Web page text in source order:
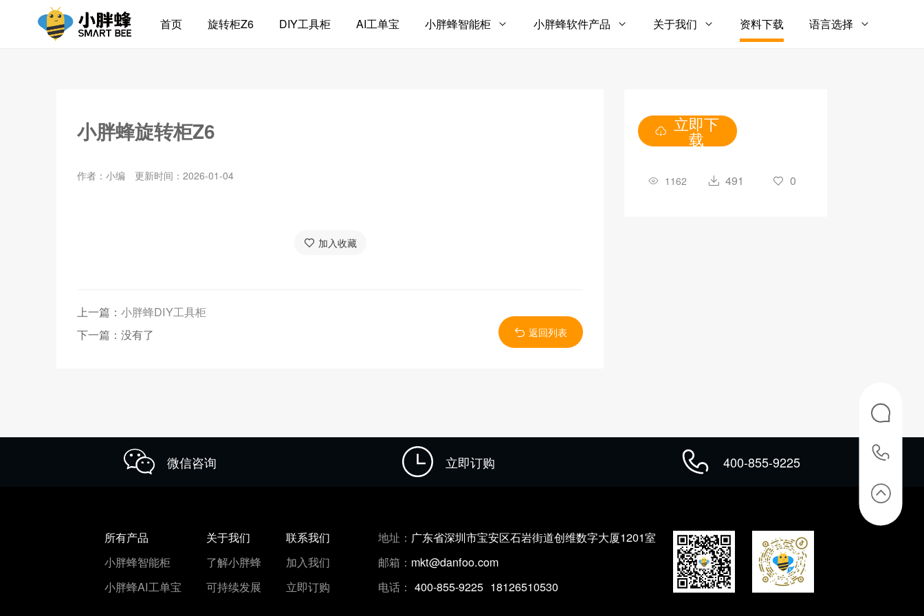
首页 旋转柜Z6 DIY工具柜 AI工单宝 小胖蜂智能柜 小胖蜂软件产品 关于我们 资料下载 语言选择
小胖蜂旋转柜Z6
作者：小编 更新时间：2026-01-04
加入收藏
上一篇： 小胖蜂DIY工具柜
下一篇：没有了
返回列表
立即下
载
1162 491 0
微信咨询 立即订购 400-855-9225
所有产品
小胖蜂智能柜
小胖蜂AI工单宝
关于我们
了解小胖蜂
可持续发展
联系我们
加入我们
立即订购
地址： 广东省深圳市宝安区石岩街道创维数字大厦1201室
邮箱： mkt@danfoo.com
电话： 400-855-9225 18126510530